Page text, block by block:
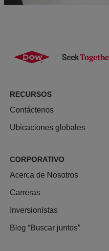
RECURSOS
Contáctenos
Ubicaciones globales
CORPORATIVO
Acerca de Nosotros
Carreras
Inversionistas
Blog “Buscar juntos”